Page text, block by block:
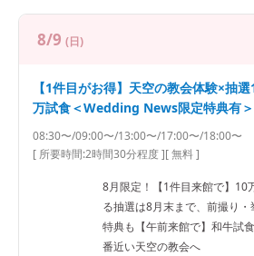
8/9 (日)
【1件目がお得】天空の教会体験×抽
万試食＜Wedding News限定特典有＞
08:30〜/09:00〜/13:00〜/17:00〜/18:00〜
[ 所要時間:2時間30分程度][ 無料 ]
8月限定！【1件目来館で】10
る抽選は8月末まで、前撮り
特典も【午前来館で】和牛試
番近い天空の教会へ